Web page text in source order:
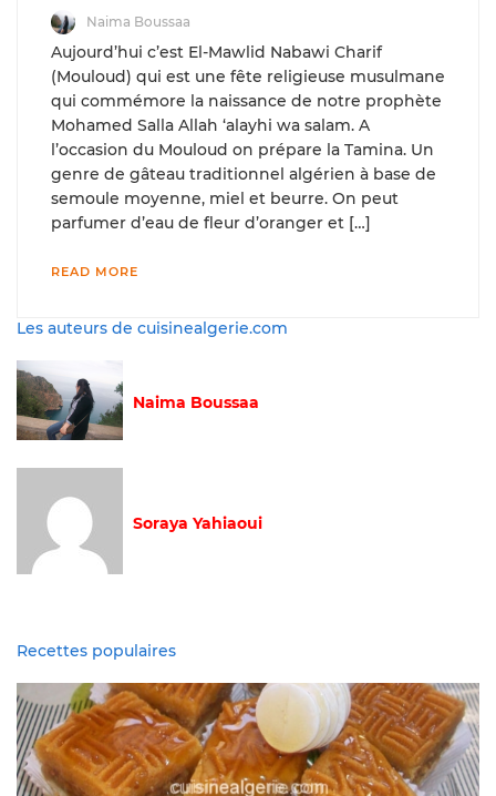
Naima Boussaa
Aujourd’hui c’est El-Mawlid Nabawi Charif
(Mouloud) qui est une fête religieuse musulmane
qui commémore la naissance de notre prophète
Mohamed Salla Allah ‘alayhi wa salam. A
l’occasion du Mouloud on prépare la Tamina. Un
genre de gâteau traditionnel algérien à base de
semoule moyenne, miel et beurre. On peut
parfumer d’eau de fleur d’oranger et […]
READ MORE
Les auteurs de cuisinealgerie.com
Naima Boussaa
Soraya Yahiaoui
Recettes populaires